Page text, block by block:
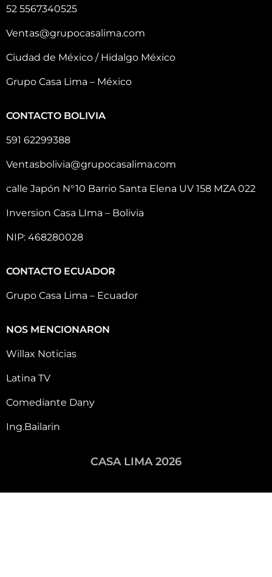
52 5567340525
Ventas@grupocasalima.com
Ciudad de México / Hidalgo México
Grupo Casa Lima – México
CONTACTO BOLIVIA
591 62299388
Ventasbolivia@grupocasalima.com
calle Japón N°10 Barrio Santa Elena UV 158 MZA 022
Inversion Casa LIma – Bolivia
NIP: 468280028
CONTACTO ECUADOR
Grupo Casa Lima – Ecuador
NOS MENCIONARON
Willax Noticias
Latina TV
Comediante Dany
Ing.Bailarin
CASA LIMA 2026